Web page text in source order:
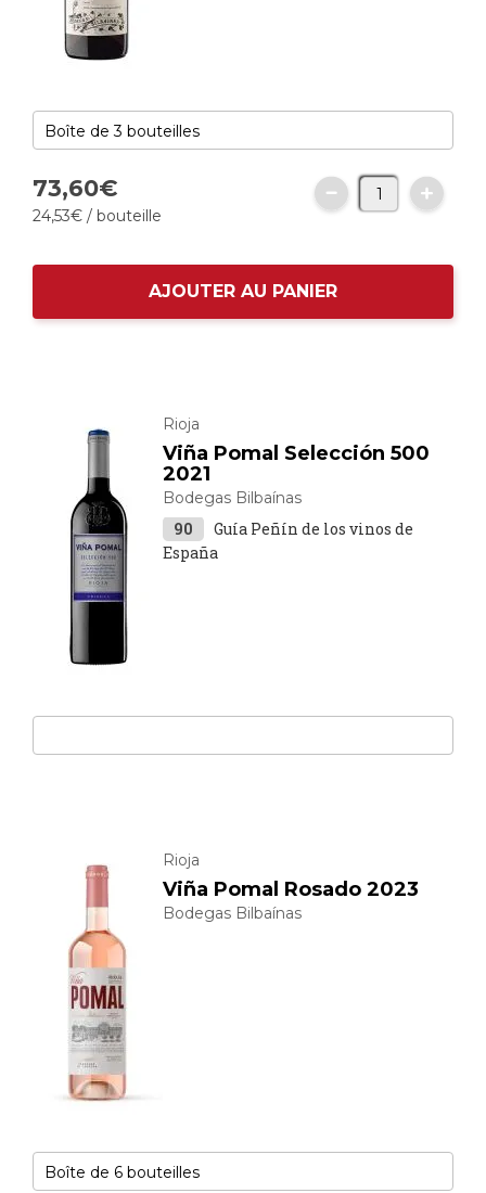
73,60€
24,53€ / bouteille
AJOUTER AU PANIER
Rioja
Viña Pomal Selección 500
2021
Bodegas Bilbaínas
90
Guía Peñín de los vinos de
España
Rioja
Viña Pomal Rosado 2023
Bodegas Bilbaínas